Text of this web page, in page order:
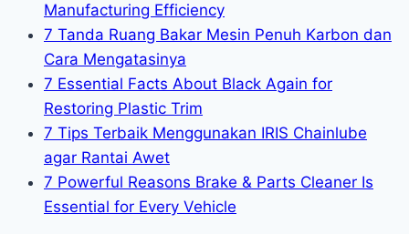
Manufacturing Efficiency
7 Tanda Ruang Bakar Mesin Penuh Karbon dan
Cara Mengatasinya
7 Essential Facts About Black Again for
Restoring Plastic Trim
7 Tips Terbaik Menggunakan IRIS Chainlube
agar Rantai Awet
7 Powerful Reasons Brake & Parts Cleaner Is
Essential for Every Vehicle